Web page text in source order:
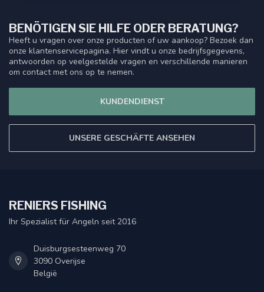
BENÖTIGEN SIE HILFE ODER BERATUNG?
Heeft u vragen over onze producten of uw aankoop? Bezoek dan
onze klantenservicepagina. Hier vindt u onze bedrijfsgegevens,
antwoorden op veelgestelde vragen en verschillende manieren
om contact met ons op te nemen.
KUNDENDIENST
UNSERE GESCHÄFTE ANSEHEN
RENIERS FISHING
Ihr Spezialist für Angeln seit 2016
Duisburgsesteenweg 70
3090 Overijse
België